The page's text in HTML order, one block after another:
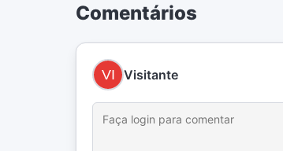
Comentários
Visitante